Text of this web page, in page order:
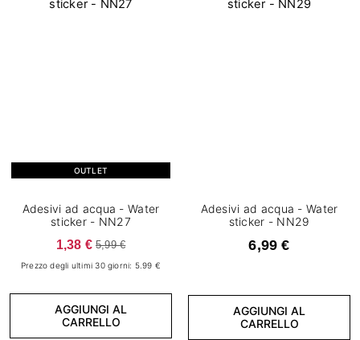
OUTLET
Adesivi ad acqua - Water
sticker - NN27
1,38 € 5,99 €
Prezzo degli ultimi 30 giorni: 5.99 €
AGGIUNGI AL
CARRELLO
Adesivi ad acqua - Water
sticker - NN29
6,99 €
AGGIUNGI AL
CARRELLO